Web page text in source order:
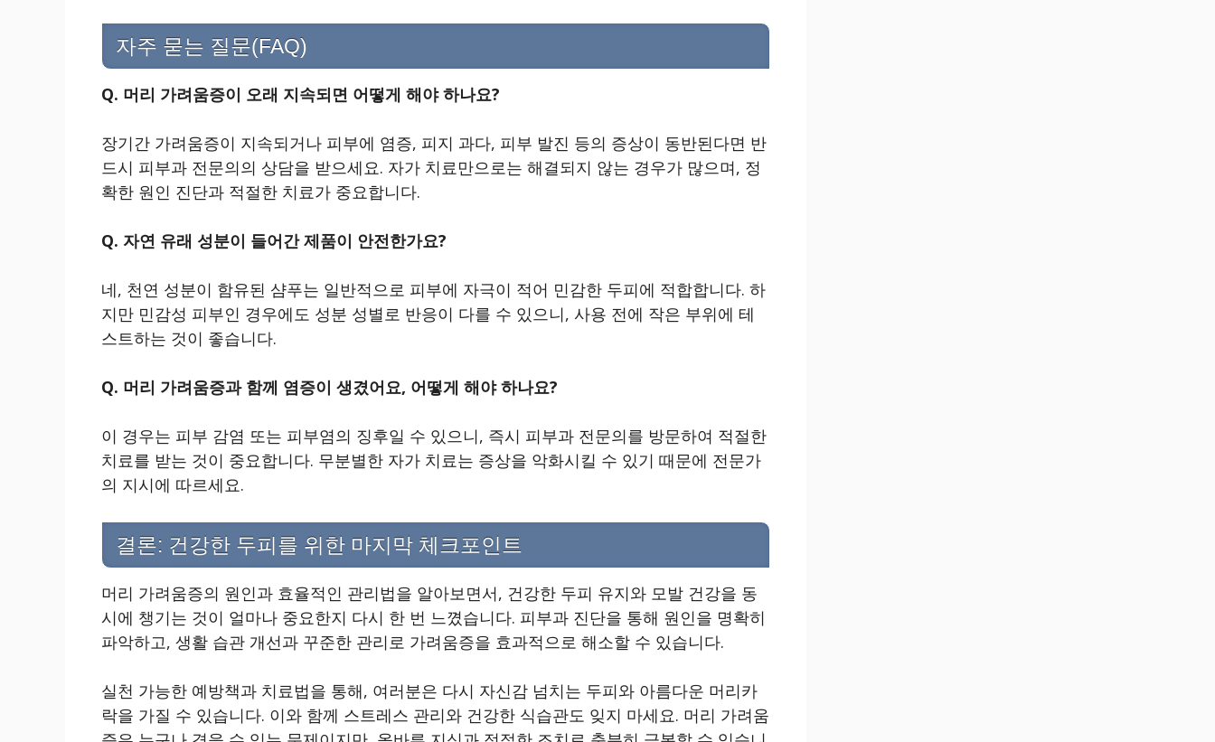
자주 묻는 질문(FAQ)
Q. 머리 가려움증이 오래 지속되면 어떻게 해야 하나요?
장기간 가려움증이 지속되거나 피부에 염증, 피지 과다, 피부 발진 등의 증상이 동반된다면 반
드시 피부과 전문의의 상담을 받으세요. 자가 치료만으로는 해결되지 않는 경우가 많으며, 정
확한 원인 진단과 적절한 치료가 중요합니다.
Q. 자연 유래 성분이 들어간 제품이 안전한가요?
네, 천연 성분이 함유된 샴푸는 일반적으로 피부에 자극이 적어 민감한 두피에 적합합니다. 하
지만 민감성 피부인 경우에도 성분 성별로 반응이 다를 수 있으니, 사용 전에 작은 부위에 테
스트하는 것이 좋습니다.
Q. 머리 가려움증과 함께 염증이 생겼어요, 어떻게 해야 하나요?
이 경우는 피부 감염 또는 피부염의 징후일 수 있으니, 즉시 피부과 전문의를 방문하여 적절한
치료를 받는 것이 중요합니다. 무분별한 자가 치료는 증상을 악화시킬 수 있기 때문에 전문가
의 지시에 따르세요.
결론: 건강한 두피를 위한 마지막 체크포인트
머리 가려움증의 원인과 효율적인 관리법을 알아보면서, 건강한 두피 유지와 모발 건강을 동
시에 챙기는 것이 얼마나 중요한지 다시 한 번 느꼈습니다. 피부과 진단을 통해 원인을 명확히
파악하고, 생활 습관 개선과 꾸준한 관리로 가려움증을 효과적으로 해소할 수 있습니다.
실천 가능한 예방책과 치료법을 통해, 여러분은 다시 자신감 넘치는 두피와 아름다운 머리카
락을 가질 수 있습니다. 이와 함께 스트레스 관리와 건강한 식습관도 잊지 마세요. 머리 가려움